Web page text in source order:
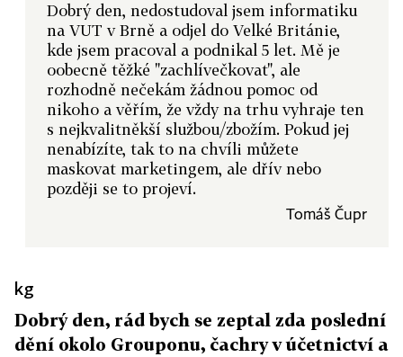
Dobrý den, nedostudoval jsem informatiku
na VUT v Brně a odjel do Velké Británie,
kde jsem pracoval a podnikal 5 let. Mě je
oobecně těžké "zachlívečkovat", ale
rozhodně nečekám žádnou pomoc od
nikoho a věřím, že vždy na trhu vyhraje ten
s nejkvalitněkší službou/zbožím. Pokud jej
nenabízíte, tak to na chvíli můžete
maskovat marketingem, ale dřív nebo
později se to projeví.
Tomáš Čupr
kg
Dobrý den, rád bych se zeptal zda poslední
dění okolo Grouponu, čachry v účetnictví a